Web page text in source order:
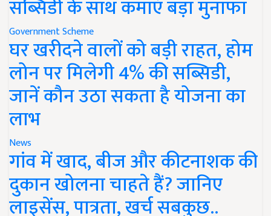
सब्सिडी के साथ कमाएं बड़ा मुनाफा
Government Scheme
घर खरीदने वालों को बड़ी राहत, होम
लोन पर मिलेगी 4% की सब्सिडी,
जानें कौन उठा सकता है योजना का
लाभ
News
गांव में खाद, बीज और कीटनाशक की
दुकान खोलना चाहते हैं? जानिए
लाइसेंस, पात्रता, खर्च सबकुछ..